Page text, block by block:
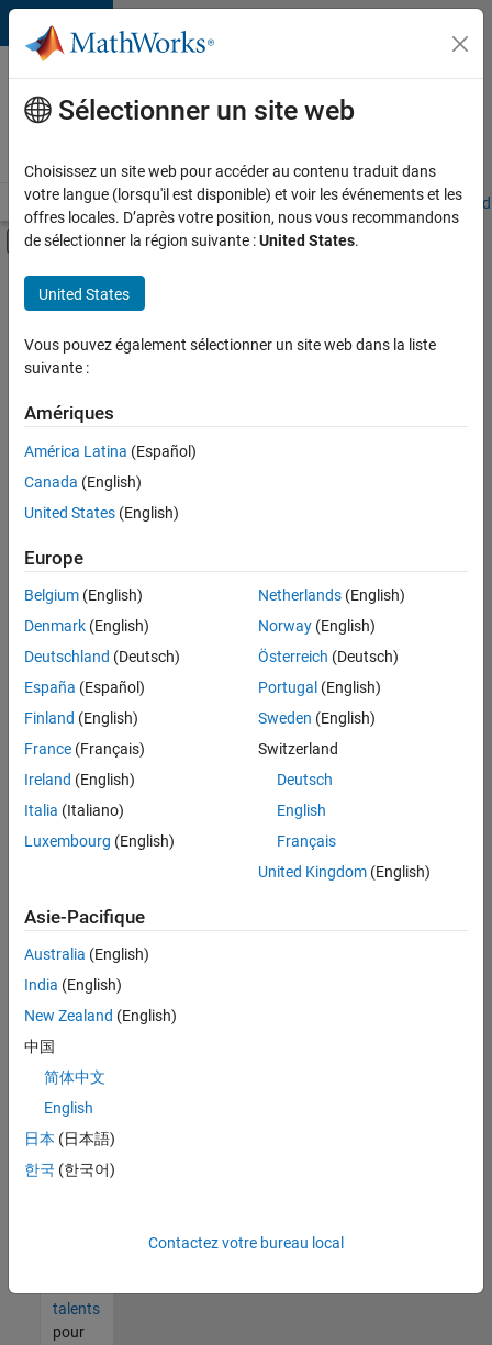
Passer au contenu
Votre
carrière
chez
Accueil Explorer nos opportunités Adresses de nos bureaux
Activer/désactiver l'affichage du menu
Contenu principal
FILTRER PAR
Programme destiné aux nouvelles carrières (EDG)
Infrastructure et architecture
Gestion des programmes
Actuellement,
aucune
offre
d'emploi
correspondant
à vos
critères
de
recherche.
Vous
pouvez
élargir
votre
recherche
ou
afficher
l’ensemble
d'emploi.
malgré
tout
vous
trouvez
pas
d'offre
corresponde
à vos
talents
pour
Sélectionner un site web
Choisissez un site web pour accéder au contenu traduit dans
votre langue (lorsqu'il est disponible) et voir les événements et les
offres locales. D’après votre position, nous vous recommandons
de sélectionner la région suivante :United States.
United States
Vous pouvez également sélectionner un site web dans la liste
suivante :
Amériques
América Latina (Español)
Canada (English)
United States (English)
Europe
Belgium (English)
Denmark (English)
Deutschland (Deutsch)
España (Español)
Finland (English)
France (Français)
Ireland (English)
Italia (Italiano)
Luxembourg (English)
Netherlands(English)
Norway(English)
Österreich (Deutsch)
Portugal (English)
Sweden (English)
Switzerland
Deutsch
English
Français
United Kingdom(English)
Asie-Pacifique
Australia (English)
India (English)
New Zealand (English)
中国
简体中文
English
日本 (日本語)
한국 (한국어)
Contactez votre bureau local